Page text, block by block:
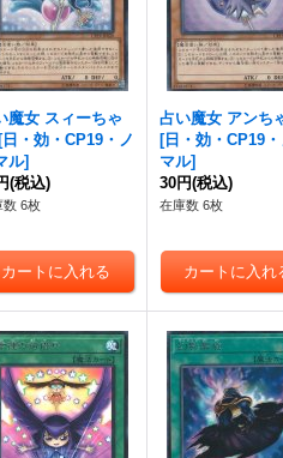
魔女 スィーちゃ
[日・効・CP19・ノ
ル]
(税込)
数 6枚
占い魔女 アンち
[日・効・CP19
マル]
30円(税込)
在庫数 6枚